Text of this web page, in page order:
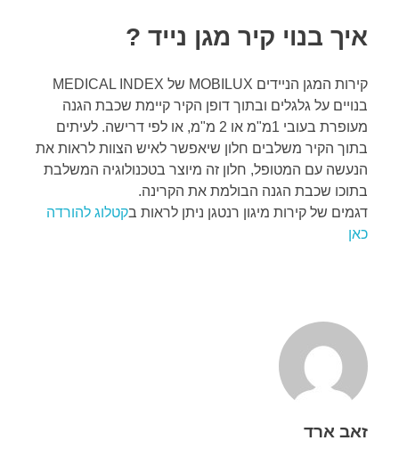
איך בנוי קיר מגן נייד ?
קירות המגן הניידים MOBILUX של MEDICAL INDEX
בנויים על גלגלים ובתוך דופן הקיר קיימת שכבת הגנה
מעופרת בעובי 1מ"מ או 2 מ"מ, או לפי דרישה. לעיתים
בתוך הקיר משלבים חלון שיאפשר לאיש הצוות לראות את
הנעשה עם המטופל, חלון זה מיוצר בטכנולוגיה המשלבת
בתוכו שכבת הגנה הבולמת את הקרינה.
דגמים של קירות מיגון רנטגן ניתן לראות בקטלוג להורדה
כאן
זאב ארד